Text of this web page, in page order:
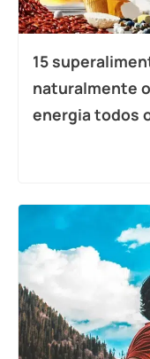
15
naturalmente
energia todos